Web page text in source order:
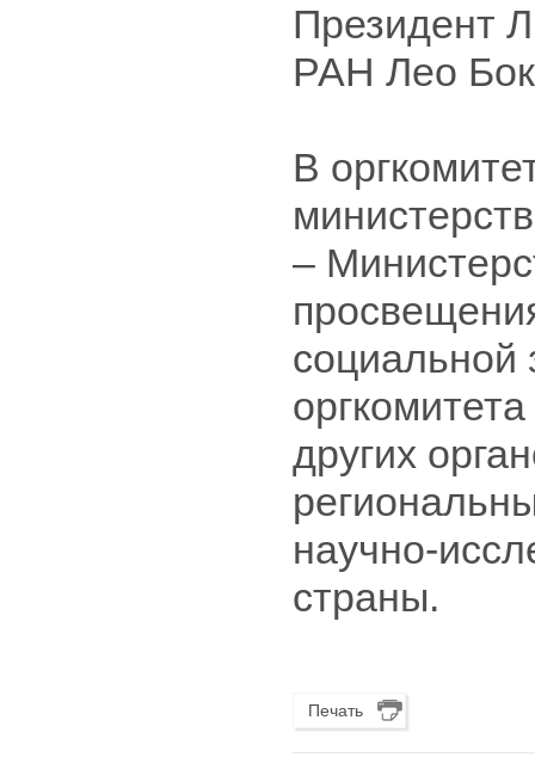
Президент
РАН Лео
В
–
социальной
других
научно-
страны.
Печать